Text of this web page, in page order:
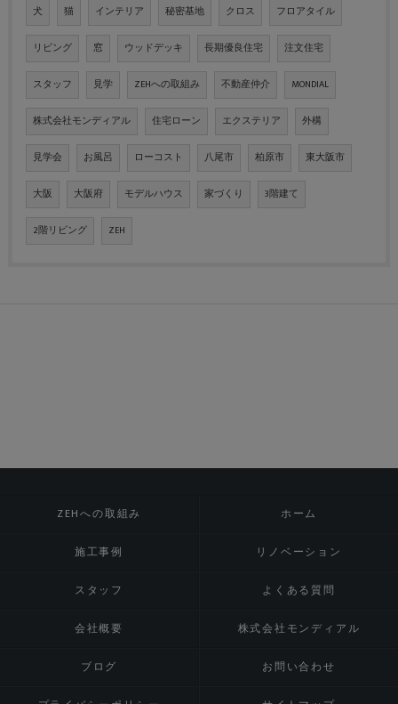
犬 猫 インテリア 秘密基地 クロス フロアタイル
リビング 窓 ウッドデッキ 長期優良住宅 注文住宅
スタッフ 見学 ZEHへの取組み 不動産仲介 MONDIAL
株式会社モンディアル 住宅ローン エクステリア 外構
見学会 お風呂 ローコスト 八尾市 柏原市 東大阪市
大阪 大阪府 モデルハウス 家づくり 3階建て
2階リビング ZEH
ZEHへの取組み ホーム
施工事例 リノベーション
スタッフ よくある質問
会社概要 株式会社モンディアル
ブログ お問い合わせ